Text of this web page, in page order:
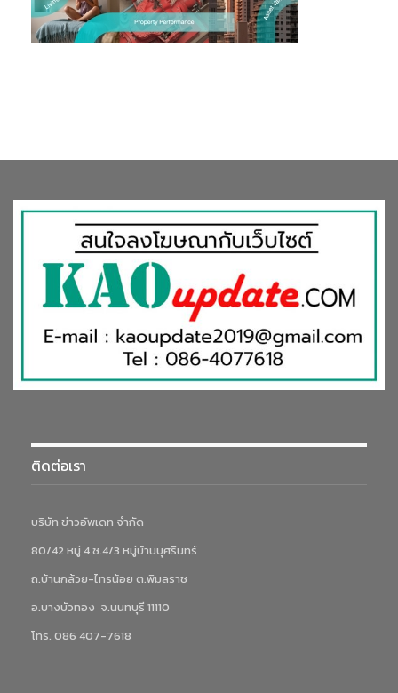
ติดต่อเรา
บริษัท ข่าวอัพเดท จำกัด
80/42 หมู่ 4 ซ.4/3 หมู่บ้านบุศรินทร์
ถ.บ้านกล้วย-ไทรน้อย ต.พิมลราช
อ.บางบัวทอง จ.นนทบุรี 11110
โทร. 086 407-7618